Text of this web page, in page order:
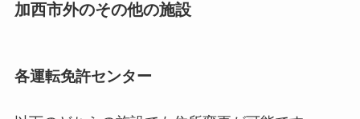
加西市外のその他の施設
各運転免許センター